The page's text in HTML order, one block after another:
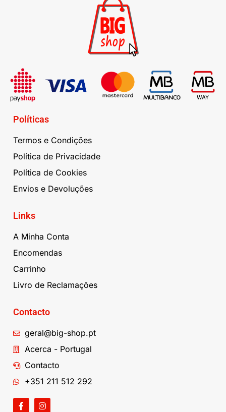
Políticas
Termos e Condições
Política de Privacidade
Política de Cookies
Envios e Devoluções
Links
A Minha Conta
Encomendas
Carrinho
Livro de Reclamações
Contacto
geral@big-shop.pt
Acerca - Portugal
Contacto
+351 211 512 292